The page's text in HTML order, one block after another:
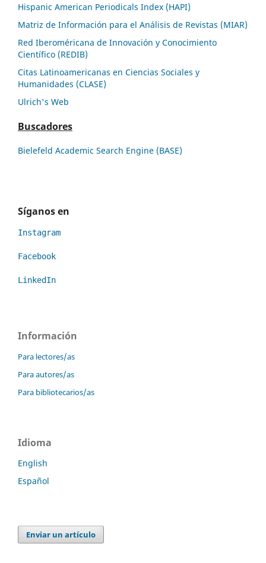
Hispanic American Periodicals Index (HAPI)
Matriz de Información para el Análisis de Revistas (MIAR)
Red Iberoméricana de Innovación y Conocimiento
Científico (REDIB)
Citas Latinoamericanas en Ciencias Sociales y
Humanidades (CLASE)
Ulrich's Web
Buscadores
Bielefeld Academic Search Engine (BASE)
Síganos en
Instagram
Facebook
LinkedIn
Información
Para lectores/as
Para autores/as
Para bibliotecarios/as
Idioma
English
Español
Enviar un artículo